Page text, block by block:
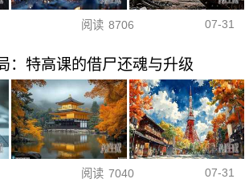
阅读 8706 07-31
：特高课的借尸还魂与升级
阅读 7040 07-31